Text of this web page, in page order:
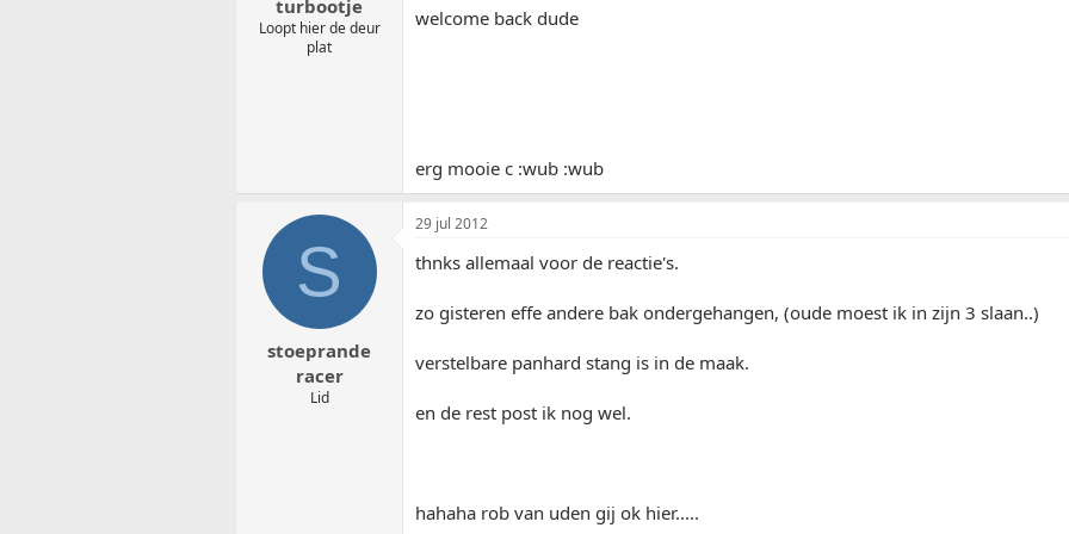
turbootje
Loopt hier de deur
plat
welcome back dude
erg mooie c :wub :wub
S
stoeprande
racer
Lid
29 jul 2012
thnks allemaal voor de reactie's.
zo gisteren effe andere bak ondergehangen, (oude moest ik in zijn 3 slaan..)
verstelbare panhard stang is in de maak.
en de rest post ik nog wel.
hahaha rob van uden gij ok hier.....